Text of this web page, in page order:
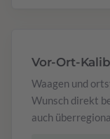
Vor-Ort-
Waagen und
Wunsch direkt
auch